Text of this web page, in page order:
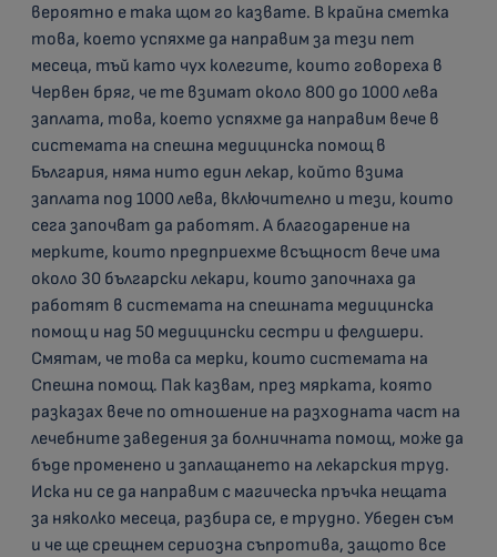
вероятно е така щом го казвате. В крайна сметка
това, което успяхме да направим за тези пет
месеца, тъй като чух колегите, които говореха в
Червен бряг, че те взимат около 800 до 1000 лева
заплата, това, което успяхме да направим вече в
системата на спешна медицинска помощ в
България, няма нито един лекар, който взима
заплата под 1000 лева, включително и тези, които
сега започват да работят. А благодарение на
мерките, които предприехме всъщност вече има
около 30 български лекари, които започнаха да
работят в системата на спешната медицинска
помощ и над 50 медицински сестри и фелдшери.
Смятам, че това са мерки, които системата на
Спешна помощ. Пак казвам, през мярката, която
разказах вече по отношение на разходната част на
лечебните заведения за болничната помощ, може да
бъде променено и заплащането на лекарския труд.
Иска ни се да направим с магическа пръчка нещата
за няколко месеца, разбира се, е трудно. Убеден съм
и че ще срещнем сериозна съпротива, защото все